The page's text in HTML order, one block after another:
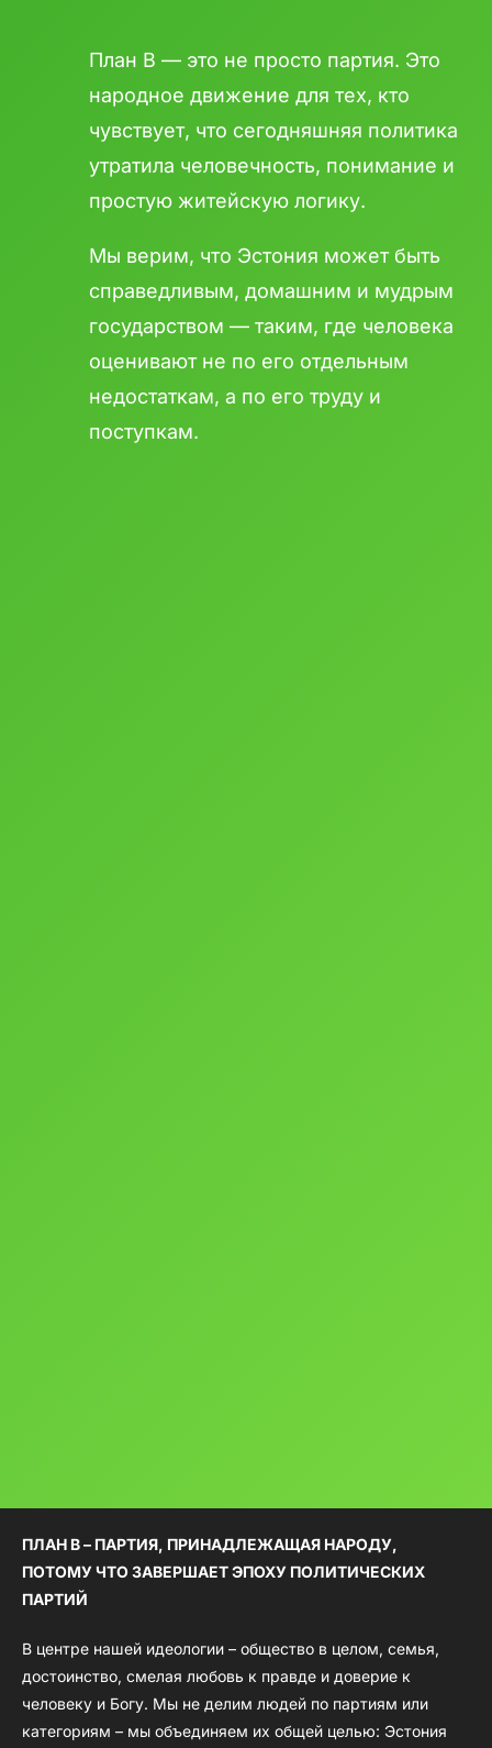
План B — это не просто партия. Это
народное движение для тех, кто
чувствует, что сегодняшняя политика
утратила человечность, понимание и
простую житейскую логику.
Мы верим, что Эстония может быть
справедливым, домашним и мудрым
государством — таким, где человека
оценивают не по его отдельным
недостаткам, а по его труду и
поступкам.
ПЛАН B – ПАРТИЯ, ПРИНАДЛЕЖАЩАЯ НАРОДУ,
ПОТОМУ ЧТО ЗАВЕРШАЕТ ЭПОХУ ПОЛИТИЧЕСКИХ
ПАРТИЙ
В центре нашей идеологии – общество в целом, семья,
достоинство, смелая любовь к правде и доверие к
человеку и Богу. Мы не делим людей по партиям или
категориям – мы объединяем их общей целью: Эстония